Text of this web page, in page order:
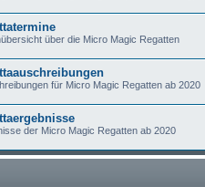
über die Micro Magic Regatten
für Micro Magic Regatten ab 2020
der Micro Magic Regatten ab 2020